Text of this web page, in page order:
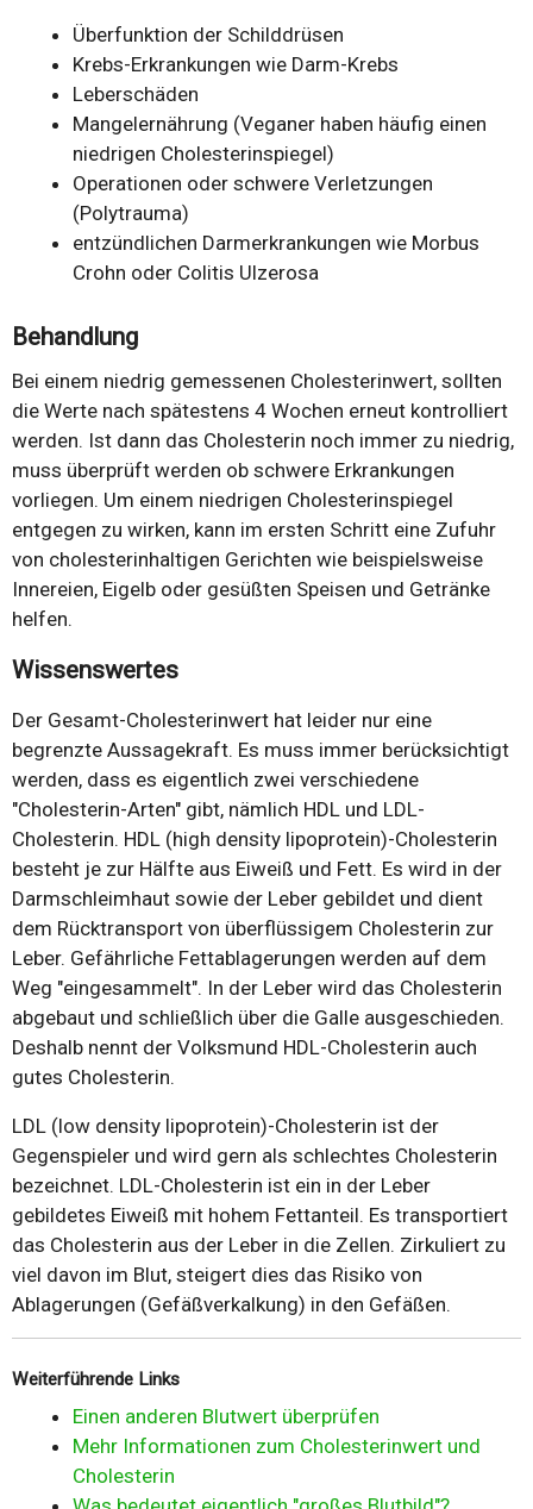
Überfunktion der Schilddrüsen
Krebs-Erkrankungen wie Darm-Krebs
Leberschäden
Mangelernährung (Veganer haben häufig einen
niedrigen Cholesterinspiegel)
Operationen oder schwere Verletzungen
(Polytrauma)
entzündlichen Darmerkrankungen wie Morbus
Crohn oder Colitis Ulzerosa
Behandlung
Bei einem niedrig gemessenen Cholesterinwert, sollten
die Werte nach spätestens 4 Wochen erneut kontrolliert
werden. Ist dann das Cholesterin noch immer zu niedrig,
muss überprüft werden ob schwere Erkrankungen
vorliegen. Um einem niedrigen Cholesterinspiegel
entgegen zu wirken, kann im ersten Schritt eine Zufuhr
von cholesterinhaltigen Gerichten wie beispielsweise
Innereien, Eigelb oder gesüßten Speisen und Getränke
helfen.
Wissenswertes
Der Gesamt-Cholesterinwert hat leider nur eine
begrenzte Aussagekraft. Es muss immer berücksichtigt
werden, dass es eigentlich zwei verschiedene
"Cholesterin-Arten" gibt, nämlich HDL und LDL-
Cholesterin. HDL (high density lipoprotein)-Cholesterin
besteht je zur Hälfte aus Eiweiß und Fett. Es wird in der
Darmschleimhaut sowie der Leber gebildet und dient
dem Rücktransport von überflüssigem Cholesterin zur
Leber. Gefährliche Fettablagerungen werden auf dem
Weg "eingesammelt". In der Leber wird das Cholesterin
abgebaut und schließlich über die Galle ausgeschieden.
Deshalb nennt der Volksmund HDL-Cholesterin auch
gutes Cholesterin.
LDL (low density lipoprotein)-Cholesterin ist der
Gegenspieler und wird gern als schlechtes Cholesterin
bezeichnet. LDL-Cholesterin ist ein in der Leber
gebildetes Eiweiß mit hohem Fettanteil. Es transportiert
das Cholesterin aus der Leber in die Zellen. Zirkuliert zu
viel davon im Blut, steigert dies das Risiko von
Ablagerungen (Gefäßverkalkung) in den Gefäßen.
Weiterführende Links
Einen anderen Blutwert überprüfen
Mehr Informationen zum Cholesterinwert und
Cholesterin